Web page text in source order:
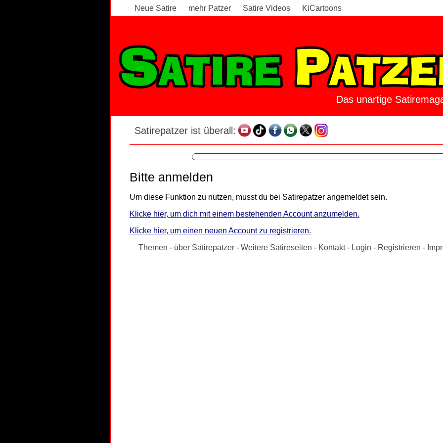
Neue Satire mehr Patzer Satire Videos KiCartoons
Das unartige
Satirepatzer ist überall:
Bitte anmelden
Um diese Funktion zu nutzen, musst du bei Satirepatzer angemeldet sein.
Klicke hier, um dich mit einem bestehenden Account anzumelden.
Klicke hier, um einen neuen Account zu registrieren.
Themen - über Satirepatzer - Weitere Satireseiten - Kontakt- Login - Registrieren -